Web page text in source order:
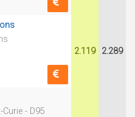
2.119 2.289
- D95